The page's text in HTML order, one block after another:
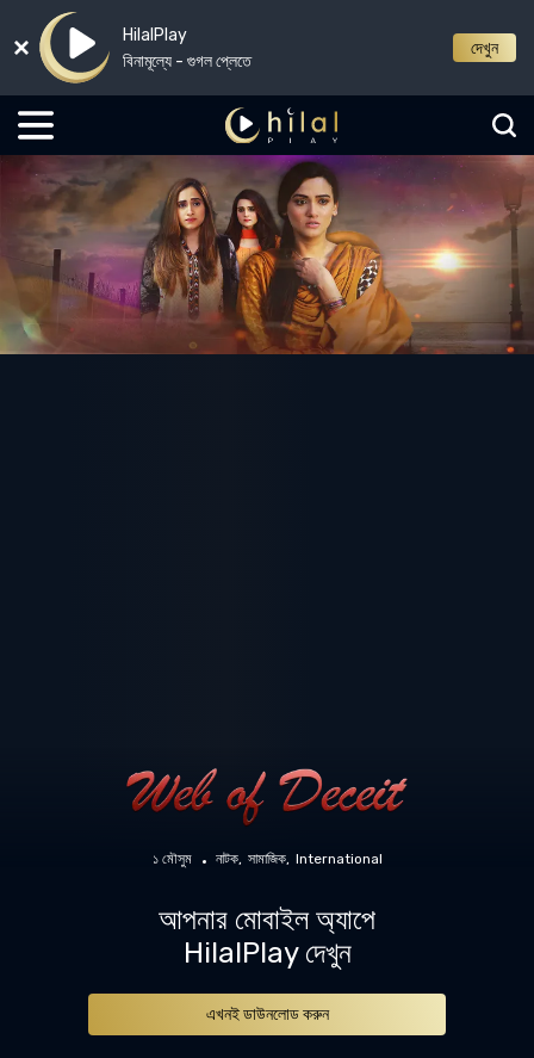
HilalPlay
বিনামূল্যে - গুগল প্লেতে
দেখুন
১ মৌসুম নাটক সামাজিক International
আপনার মোবাইল অ্যাপে
HilalPlay দেখুন
এখনই ডাউনলোড করুন